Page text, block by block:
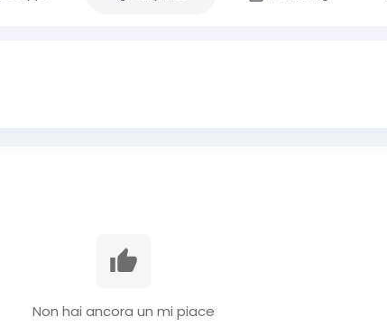
Non hai ancora un mi piace